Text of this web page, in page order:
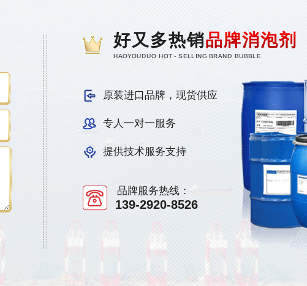
好又多热销品牌消泡剂
HAOYOUDUO HOT - SELLING BRAND BUBBLE
原装进口品牌，现货供应
专人一对一服务
提供技术服务支持
品牌服务热线：
139-2920-8526